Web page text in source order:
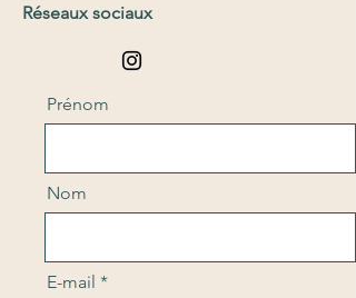
Réseaux sociaux
Prénom
Nom
E-mail